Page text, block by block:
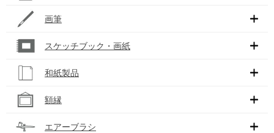
画筆
スケッチブック・画紙
和紙製品
額縁
エアーブラシ